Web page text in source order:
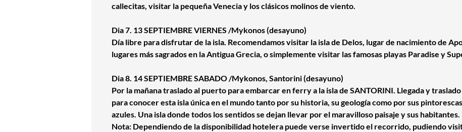
callecitas, visitar la pequeña Venecia y los clásicos molinos de viento.
Dia 7. 13 SEPTIEMBRE VIERNES /Mykonos (desayuno)
Día libre para disfrutar de la isla. Recomendamos visitar la isla de Delos, lugar de nacimiento de
lugares más sagrados en la Antigua Grecia, o simplemente visitar las famosas playas Paradise y
Dia 8. 14 SEPTIEMBRE SABADO /Mykonos, Santorini (desayuno)
Por la mañana traslado al puerto para embarcar en ferry a la isla de SANTORINI. Llegada y
para conocer esta isla única en el mundo tanto por su historia, su geología como por sus
azules. Una isla donde todos los sentidos se dejan llevar por el maravilloso paisaje y sus habitantes.
Nota: Dependiendo de la disponibilidad hotelera puede verse invertido el recorrido, pudiendo